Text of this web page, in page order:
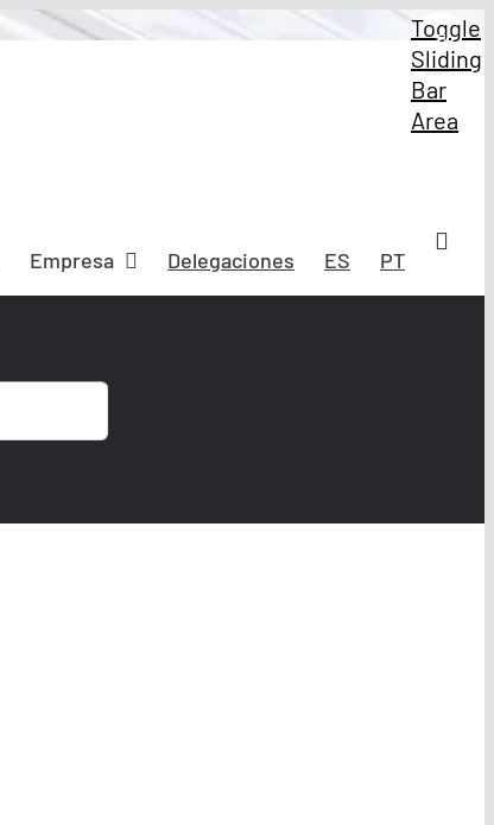
Empresa Delegaciones ES PT
Toggle
Sliding
Bar
Area